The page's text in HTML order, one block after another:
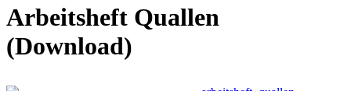
Arbeitsheft Quallen
(Download)